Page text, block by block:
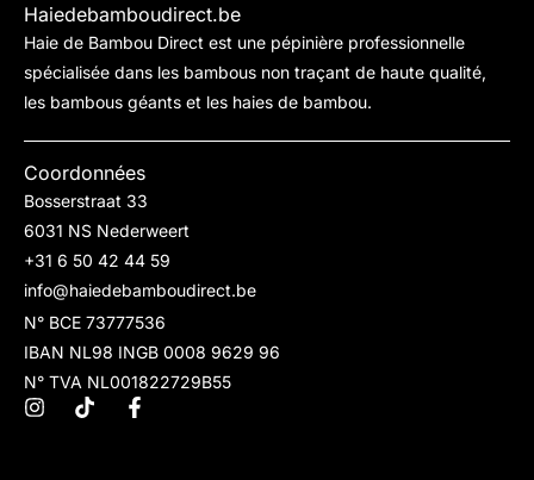
Haiedebamboudirect.be
Haie de Bambou Direct est une pépinière professionnelle
spécialisée dans les bambous non traçant de haute qualité,
les bambous géants et les haies de bambou.
Coordonnées
Bosserstraat 33
6031 NS Nederweert
+31 6 50 42 44 59
info@haiedebamboudirect.be
N° BCE 73777536
IBAN NL98 INGB 0008 9629 96
N° TVA NL001822729B55